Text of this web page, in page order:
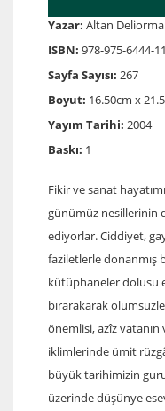
Yazar: Altan
ISBN: 978-975-6444-
Sayfa Sayısı: 267
Boyut: 16.50cm x
Yayım Tarihi: 2004
Baskı: 1
Fikir ve sanat
günümüz nesillerinin
ediyorlar. Ciddiyet,
faziletlerle donanmış
kütüphaneler dolusu
bırarakarak
önemlisi, azîz
iklimlerinde ümit
büyük tarihimizin
üzerinde düşünye